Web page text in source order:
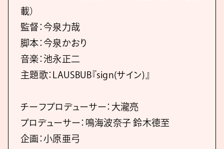
載）
監督：今泉力哉
脚本：今泉かおり
音楽：池永正二
主題歌：LAUSBUB『sign(サイン)』
チーフプロデューサー：大瀧亮
プロデューサー：鳴海波奈子 鈴木徳至
企画：小原亜弓